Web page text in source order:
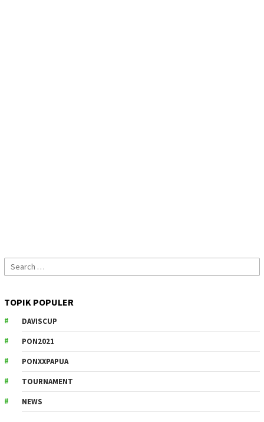
Search
for:
TOPIK POPULER
DAVISCUP
PON2021
PONXXPAPUA
TOURNAMENT
NEWS